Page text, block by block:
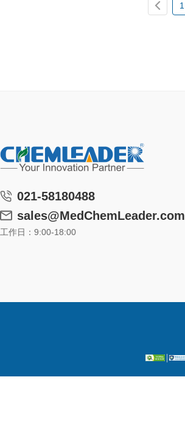
1
021-58180488
sales@MedChemLeader.com
工作日：9:00-18:00